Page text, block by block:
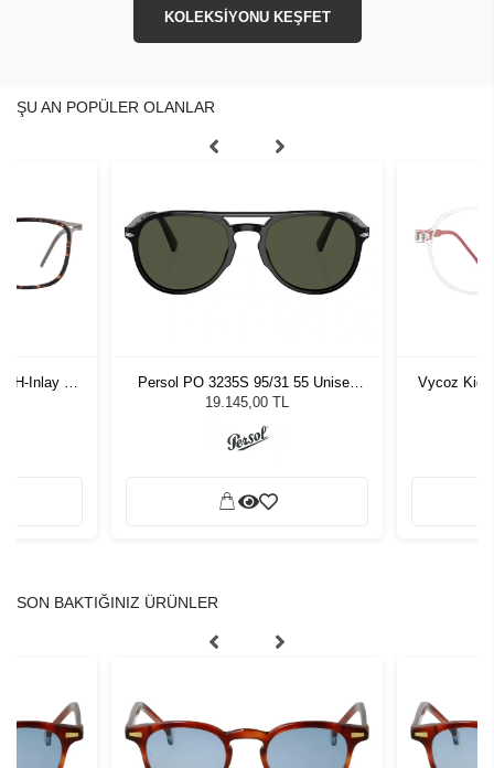
KOLEKSİYONU KEŞFET
ŞU AN POPÜLER OLANLAR
H-Inlay 53-
Persol PO 3235S 95/31 55 Unisex
Güneş Gözlüğü
19.145,00 TL
Vycoz Kids
SON BAKTIĞINIZ ÜRÜNLER